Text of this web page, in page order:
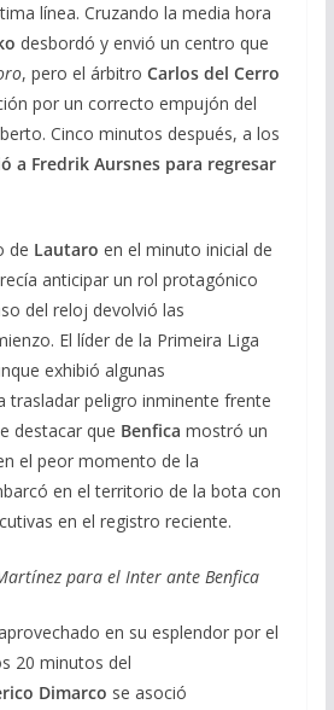
línea. Cruzando la media hora
desbordó y envió un centro que
, pero el árbitro Carlos del Cerro
por un correcto empujón del
Cinco minutos después, a los
a Fredrik Aursnes para regresar
de Lautaro en el minuto inicial de
anticipar un rol protagónico
del reloj devolvió las
El líder de la Primeira Liga
exhibió algunas
trasladar peligro inminente frente
destacar que Benfica mostró un
el peor momento de la
en el territorio de la bota con
en el registro reciente.
para el Inter ante Benfica
en su esplendor por el
20 minutos del
Dimarco se asoció